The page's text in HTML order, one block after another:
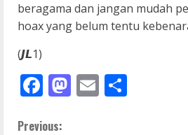
beragama dan jangan mudah
hoax yang belum tentu
(𝙅𝙇1)
Facebook
Mastodon
Email
Previous: